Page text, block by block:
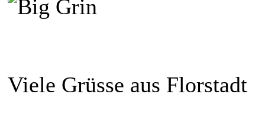
Viele Grüsse aus Florstadt